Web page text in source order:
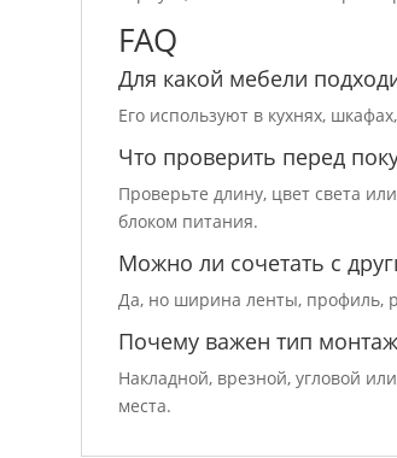
FAQ
Для какой мебели
Его используют в кухнях,
Что проверить перед
Проверьте длину, цвет света
блоком питания.
Можно ли сочетать с
Да, но ширина ленты, профиль,
Почему важен тип
Накладной, врезной, угловой
места.